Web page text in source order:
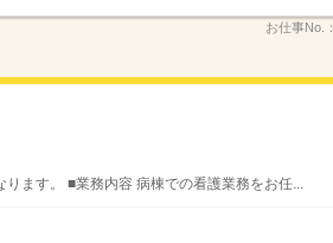
お仕事No.：
ます。 ■業務内容 病棟での看護業務をお任...